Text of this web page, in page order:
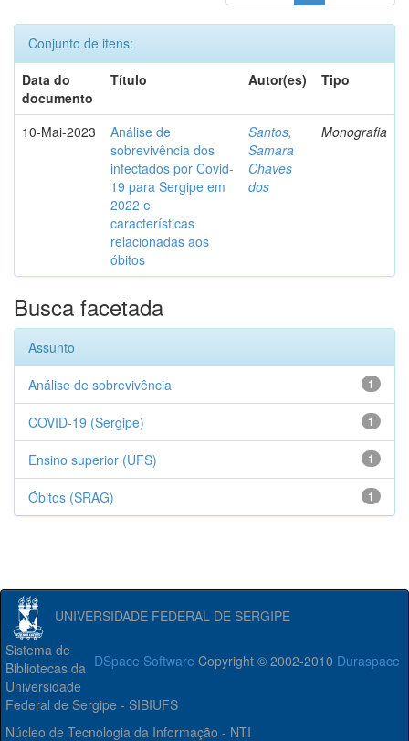
Conjunto de itens:
Data do
documento
Título Autor(es) Tipo
10-Mai-2023
Análise de
sobrevivência dos
infectados por Covid-
19 para Sergipe em
2022 e
características
relacionadas aos
óbitos
Santos,
Samara
Chaves
dos
Monografia
Busca facetada
Assunto
1
Análise de sobrevivência
1
COVID-19 (Sergipe)
1
Ensino superior (UFS)
1
Óbitos (SRAG)
UNIVERSIDADE FEDERAL DE SERGIPE
DSpace Software Copyright © 2002-2010 Duraspace
Sistema de
Bibliotecas da
Universidade
Federal de Sergipe - SIBIUFS
Núcleo de Tecnologia da Informação - NTI